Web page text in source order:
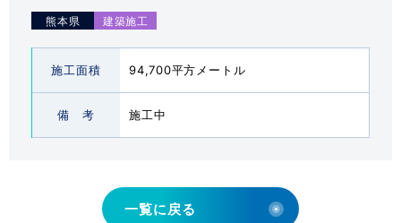
特許紹介 PATENT
土間施工Q＆A FAQ
熊本県
施工面積 94,700平方メートル
備 考 施工中
一覧に戻る